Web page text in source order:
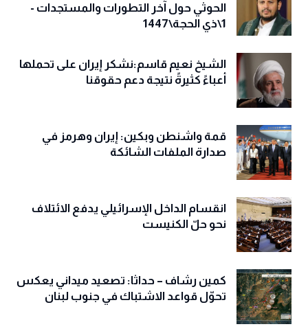
الحوثي حول آخر التطورات والمستجدات -
1\ذي الحجة\1447
الشيخ نعيم قاسم:نشكر إيران على تحملها
أعباءً كثيرةً نتيجة دعم حقوقنا
قمة واشنطن وبكين: إيران وهرمز في
صدارة الملفات الشائكة
انقسام الداخل الإسرائيلي يدفع الائتلاف
نحو حلّ الكنيست
كمين رشاف – حداثا: تصعيد ميداني يعكس
تحوّل قواعد الاشتباك في جنوب لبنان